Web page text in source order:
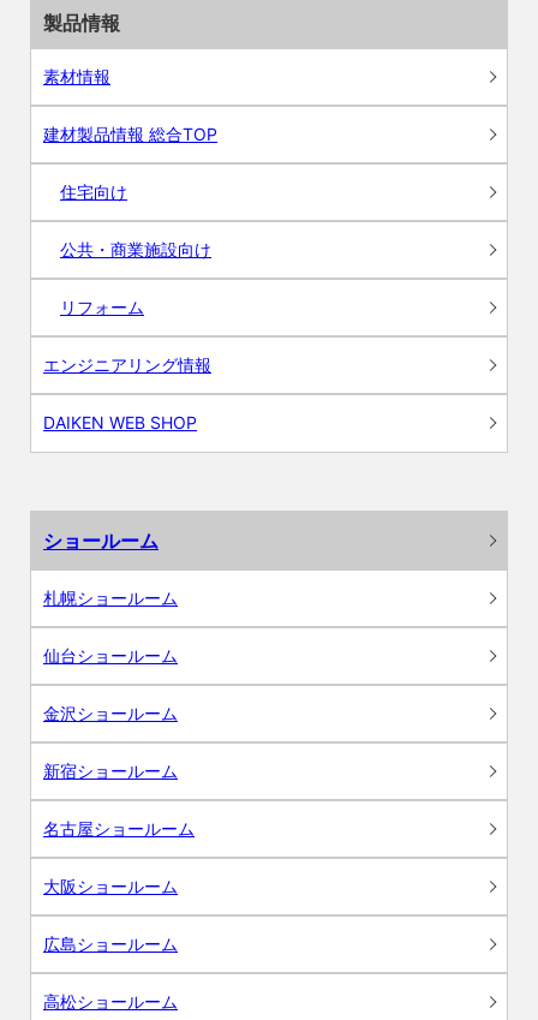
製品情報
素材情報
建材製品情報 総合TOP
住宅向け
公共・商業施設向け
リフォーム
エンジニアリング情報
DAIKEN WEB SHOP
ショールーム
札幌ショールーム
仙台ショールーム
金沢ショールーム
新宿ショールーム
名古屋ショールーム
大阪ショールーム
広島ショールーム
高松ショールーム